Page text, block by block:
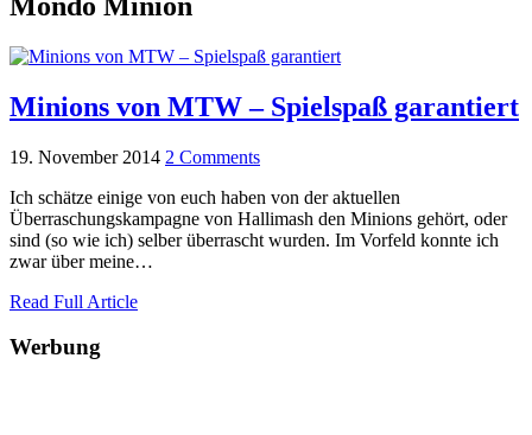
Minions von MTW – Spielspaß garantiert
19. November 2014 2 Comments
Ich schätze einige von euch haben von der aktuellen
Überraschungskampagne von Hallimash den Minions gehört, oder
sind (so wie ich) selber überrascht wurden. Im Vorfeld konnte ich
zwar über meine…
Read Full Article
Werbung